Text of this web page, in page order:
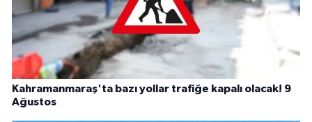
Kahramanmaraş'ta bazı yollar trafiğe kapalı olacak! 9
Ağustos